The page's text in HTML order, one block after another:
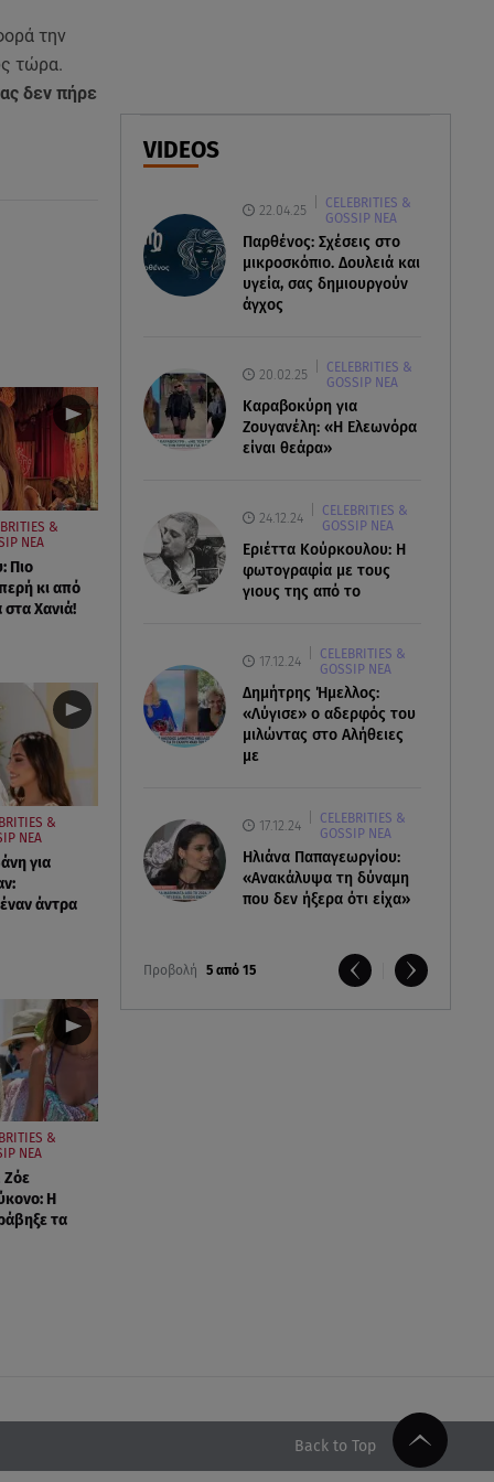
05.08.26 , 20:39
Σύγκρουση ελικοπτέρων: Αυτός
είναι ο Έλληνας χειριστής που
05.08.26 , 20:36
Πόσο καιρό παίρνει σε ένα
δάσος να πρασινίσει ξανά μετά
από πυρκαγιά
VIDEOS
22.04.25
CELEBRITIES &
GOSSIP ΝΕΑ
Παρθένος: Σχέσεις στο
μικροσκόπιο. Δουλειά και
υγεία, σας δημιουργούν
άγχος
20.02.25
CELEBRITIES &
GOSSIP ΝΕΑ
Καραβοκύρη για
Ζουγανέλη: «Η Ελεωνόρα
είναι θεάρα»
24.12.24
CELEBRITIES &
GOSSIP ΝΕΑ
Εριέττα Κούρκουλου: Η
φωτογραφία με τους
γιους της από το
17.12.24
CELEBRITIES &
GOSSIP ΝΕΑ
Δημήτρης Ήμελλος:
«Λύγισε» ο αδερφός του
μιλώντας στο Αλήθειες
με
17.12.24
CELEBRITIES &
GOSSIP ΝΕΑ
Ηλιάνα Παπαγεωργίου:
«Ανακάλυψα τη δύναμη
που δεν ήξερα ότι είχα»
Προβολή 5 από 15
την
τώρα.
δεν πήρε
&
ΝΕΑ
Πιο
κι από
στα Χανιά!
&
ΝΕΑ
για
άντρα
&
ΝΕΑ
Ζόε
Η
τα
Back to Top